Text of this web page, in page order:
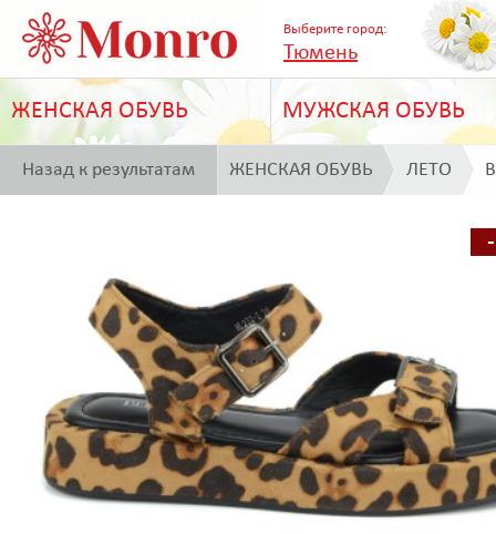
Выберите город:
Тюмень
ЖЕНСКАЯ ОБУВЬ МУЖСКАЯ ОБУВЬ
Назад к результатам ЖЕНСКАЯ ОБУВЬ ЛЕТО